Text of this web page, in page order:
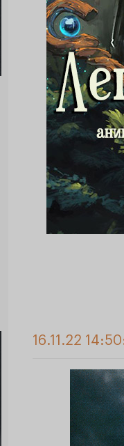
16.11.22